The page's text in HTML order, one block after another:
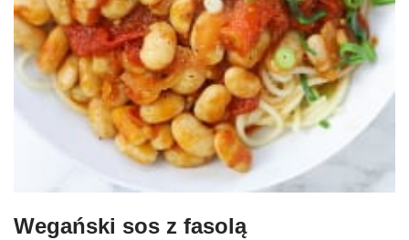
Wegański sos z fasolą